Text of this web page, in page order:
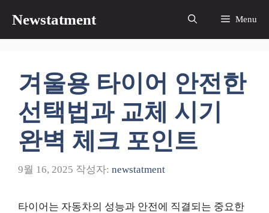
츠
Newstatment Menu
겨울용 타이어 안전한
선택법과 교체 시기
완벽 체크 포인트
9월 16, 2025 작성자: newstatment
타이어는 자동차의 성능과 안전에 직결되는 중요한